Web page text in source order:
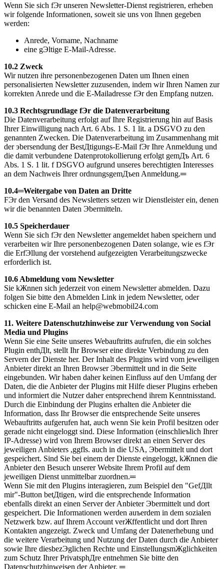
Wenn Sie sich fЭr unseren Newsletter-Dienst registrieren, erheben
wir folgende Informationen, soweit sie uns von Ihnen gegeben
werden:
Anrede, Vorname, Nachname
eine gЭltige E-Mail-Adresse.
10.2 Zweck
Wir nutzen ihre personenbezogenen Daten um Ihnen einen
personalisierten Newsletter zuzusenden, indem wir Ihren Namen zur
korrekten Anrede und die E-Mailadresse fЭr den Empfang nutzen.
10.3 Rechtsgrundlage fЭr die Datenverarbeitung
Die Datenverarbeitung erfolgt auf Ihre Registrierung hin auf Basis
Ihrer Einwilligung nach Art. 6 Abs. 1 S. 1 lit. a DSGVO zu den
genannten Zwecken. Die Datenverarbeitung im Zusammenhang mit
der эbersendung der BestДtigungs-E-Mail fЭr Ihre Anmeldung und
die damit verbundene Datenprotokollierung erfolgt gemДъ Art. 6
Abs. 1 S. 1 lit. f DSGVO aufgrund unseres berechtigten Interesses
an dem Nachweis Ihrer ordnungsgemДъen Anmeldung.═
10.4═Weitergabe von Daten an Dritte
FЭr den Versand des Newsletters setzen wir Dienstleister ein, denen
wir die benannten Daten Эbermitteln.
10.5 Speicherdauer
Wenn Sie sich fЭr den Newsletter angemeldet haben speichern und
verarbeiten wir Ihre personenbezogenen Daten solange, wie es fЭr
die ErfЭllung der vorstehend aufgezeigten Verarbeitungszwecke
erforderlich ist.
10.6 Abmeldung vom Newsletter
Sie kЖnnen sich jederzeit von einem Newsletter abmelden. Dazu
folgen Sie bitte den Abmelden Link in jedem Newsletter, oder
schicken eine E-Mail an help@webmobil24.com
11. Weitere Datenschutzhinweise zur Verwendung von Social
Media und Plugins
Wenn Sie eine Seite unseres Webauftritts aufrufen, die ein solches
Plugin enthДlt, stellt Ihr Browser eine direkte Verbindung zu den
Servern der Dienste her. Der Inhalt des Plugins wird vom jeweiligen
Anbieter direkt an Ihren Browser Эbermittelt und in die Seite
eingebunden. Wir haben daher keinen Einfluss auf den Umfang der
Daten, die die Anbieter der Plugins mit Hilfe dieser Plugins erheben
und informiert die Nutzer daher entsprechend ihrem Kenntnisstand.
Durch die Einbindung der Plugins erhalten die Anbieter die
Information, dass Ihr Browser die entsprechende Seite unseres
Webauftritts aufgerufen hat, auch wenn Sie kein Profil besitzen oder
gerade nicht eingeloggt sind. Diese Information (einschlieъlich Ihrer
IP-Adresse) wird von Ihrem Browser direkt an einen Server des
jeweiligen Anbieters ,ggfls. auch in die USA, Эbermittelt und dort
gespeichert. Sind Sie bei einem der Dienste eingeloggt, kЖnnen die
Anbieter den Besuch unserer Website Ihrem Profil auf dem
jeweiligen Dienst unmittelbar zuordnen.═
Wenn Sie mit den Plugins interagieren, zum Beispiel den "GefДllt
mir"-Button betДtigen, wird die entsprechende Information
ebenfalls direkt an einen Server der Anbieter Эbermittelt und dort
gespeichert. Die Informationen werden auъerdem in dem sozialen
Netzwerk bzw. auf Ihrem Account verЖffentlicht und dort Ihren
Kontakten angezeigt. Zweck und Umfang der Datenerhebung und
die weitere Verarbeitung und Nutzung der Daten durch die Anbieter
sowie Ihre diesbezЭglichen Rechte und EinstellungsmЖglichkeiten
zum Schutz Ihrer PrivatsphДre entnehmen Sie bitte den
Datenschutzhinweisen der Anbieter. ═